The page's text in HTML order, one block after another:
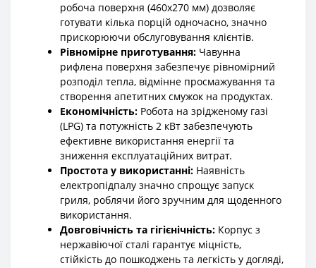
робоча поверхня (460х270 мм) дозволяє
готувати кілька порцій одночасно, значно
прискорюючи обслуговування клієнтів.
Рівномірне приготування: Чавунна
рифлена поверхня забезпечує рівномірний
розподіл тепла, відмінне просмажування та
створення апетитних смужок на продуктах.
Економічність: Робота на зрідженому газі
(LPG) та потужність 2 кВт забезпечують
ефективне використання енергії та
зниження експлуатаційних витрат.
Простота у використанні: Наявність
електропідпалу значно спрощує запуск
гриля, роблячи його зручним для щоденного
використання.
Довговічність та гігієнічність: Корпус з
нержавіючої сталі гарантує міцність,
стійкість до пошкоджень та легкість у догляді,